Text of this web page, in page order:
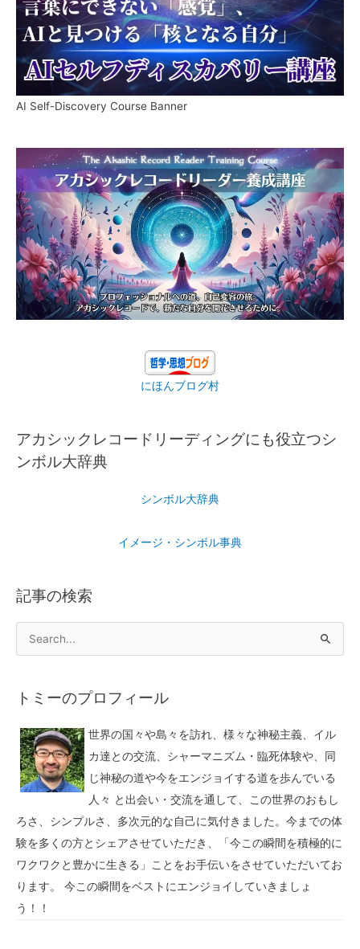
AI Self-Discovery Course Banner
にほんブログ村
アカシックレコードリーディングにも役立つシ
ンボル大辞典
シンボル大辞典
イメージ・シンボル事典
記事の検索
トミーのプロフィール
世界の国々や島々を訪れ、様々な神秘主義、イル
カ達との交流、シャーマニズム・臨死体験や、同
じ神秘の道や今をエンジョイする道を歩んでいる
人々 と出会い・交流を通して、この世界のおもし
ろさ、シンプルさ、多次元的な自己に気付きました。今までの体
験を多くの方とシェアさせていただき、「今この瞬間を積極的に
ワクワクと豊かに生きる」ことをお手伝いをさせていただいてお
ります。 今この瞬間をベストにエンジョイしていきましょ
う！！